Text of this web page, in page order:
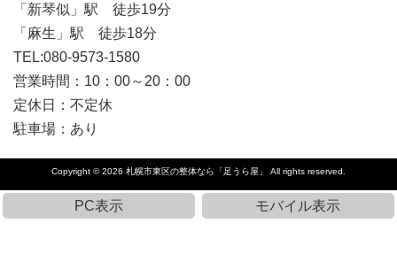
「新琴似」駅 徒歩19分
「麻生」駅 徒歩18分
TEL:080-9573-1580
営業時間：10：00～20：00
定休日：不定休
駐車場：あり
Copyright © 2026 札幌市東区の整体なら「足うら屋」 All rights reserved.
PC表示 モバイル表示